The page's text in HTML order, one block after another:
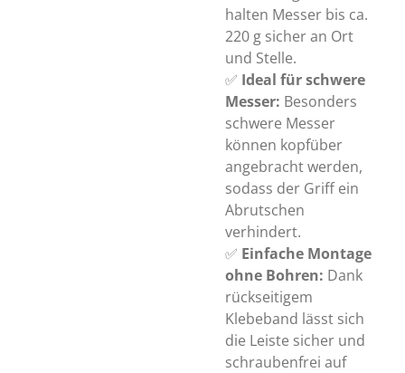
halten Messer bis ca.
220 g sicher an Ort
und Stelle.
✅ Ideal für schwere
Messer: Besonders
schwere Messer
können kopfüber
angebracht werden,
sodass der Griff ein
Abrutschen
verhindert.
✅ Einfache Montage
ohne Bohren: Dank
rückseitigem
Klebeband lässt sich
die Leiste sicher und
schraubenfrei auf